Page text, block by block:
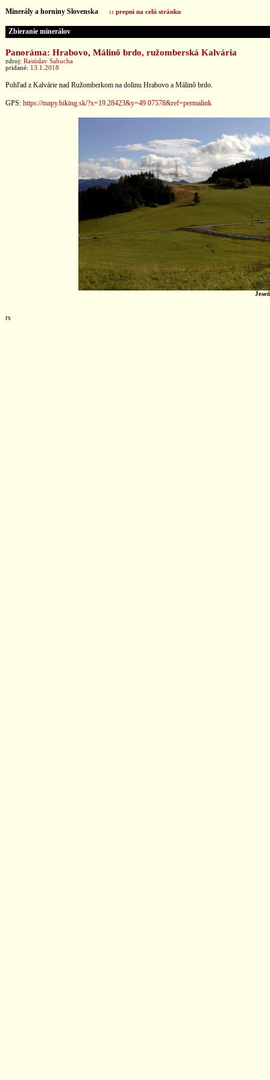
Minerály a horniny Slovenska :: prepni na celú stránku
Zbieranie minerálov
Panoráma: Hrabovo, Málinô brdo, ružomberská Kalvária
zdroj: Rastislav Sabucha
pridané: 13.1.2018
Pohľad z Kalvárie nad Ružomberkom na dolinu Hrabovo a Málinô brdo.
GPS: https://mapy.hiking.sk/?x=19.28423&y=49.07578&ref=permalink
rs